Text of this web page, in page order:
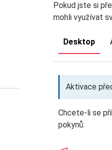
Pokud jste si
mohli využívat
Desktop
Aktivace
Chcete-li se
pokynů: